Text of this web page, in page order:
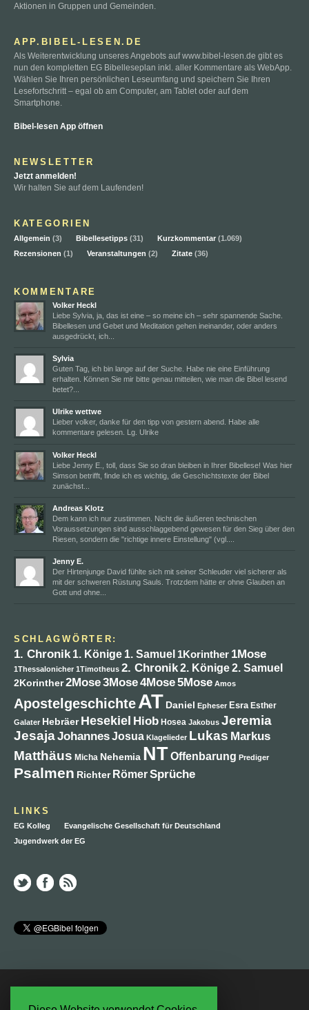
Aktionen in Gruppen und Gemeinden.
APP.BIBEL-LESEN.DE
Als Weiterentwicklung unseres Angebots auf www.bibel-lesen.de gibt es
nun den kompletten EG Bibelleseplan inkl. aller Kommentare als WebApp.
Wählen Sie Ihren persönlichen Leseumfang und speichern Sie Ihren
Lesefortschritt – egal ob am Computer, am Tablet oder auf dem
Smartphone.
Bibel-lesen App öffnen
NEWSLETTER
Jetzt anmelden!
Wir halten Sie auf dem Laufenden!
KATEGORIEN
Allgemein (3) Bibellesetipps (31) Kurzkommentar (1.069)
Rezensionen (1) Veranstaltungen (2) Zitate (36)
KOMMENTARE
Volker Heckl
Liebe Sylvia, ja, das ist eine – so meine ich – sehr spannende Sache.
Bibellesen und Gebet und Meditation gehen ineinander, oder anders
ausgedrückt, ich...
Sylvia
Guten Tag, ich bin lange auf der Suche. Habe nie eine Einführung
erhalten. Können Sie mir bitte genau mitteilen, wie man die Bibel lesend
betet?...
Ulrike wettwe
Lieber volker, danke für den tipp von gestern abend. Habe alle
kommentare gelesen. Lg. Ulrike
Volker Heckl
Liebe Jenny E., toll, dass Sie so dran bleiben in Ihrer Bibellese! Was hier
Simson betrifft, finde ich es wichtig, die Geschichtstexte der Bibel
zunächst...
Andreas Klotz
Dem kann ich nur zustimmen. Nicht die äußeren technischen
Voraussetzungen sind ausschlaggebend gewesen für den Sieg über den
Riesen, sondern die "richtige innere Einstellung" (vgl....
Jenny E.
Der Hirtenjunge David fühlte sich mit seiner Schleuder viel sicherer als
mit der schweren Rüstung Sauls. Trotzdem hätte er ohne Glauben an
Gott und ohne...
SCHLAGWÖRTER:
1. Chronik 1. Könige 1. Samuel 1Korinther 1Mose
1Thessalonicher 1Timotheus 2. Chronik2. Könige2. Samuel
2Korinther2Mose3Mose4Mose5Mose Amos
ApostelgeschichteAT Daniel Epheser Esra Esther
Galater Hebräer Hesekiel Hiob Hosea Jakobus Jeremia
JesajaJohannesJosua Klagelieder Lukas Markus
Matthäus Micha Nehemia NTOffenbarung Prediger
Psalmen Richter RömerSprüche
LINKS
EG Kolleg
Evangelische Gesellschaft für Deutschland
Jugendwerk der EG
RSS Feed
RSS Kommentare